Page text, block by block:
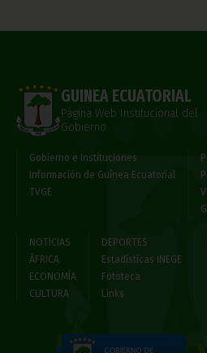
GUINEA ECUATORIAL
Página Web Institucional del
Gobierno
Gobierno e Instituciones
Información de Guinea Ecuatorial
TVGE
NOTICIAS
ÁFRICA
ECONOMÍA
CULTURA
DEPORTES
Estadísticas INEGE
Fototeca
Links